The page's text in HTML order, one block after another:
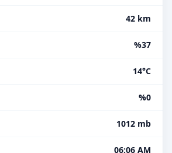
42 km
%37
14°C
%0
1012 mb
06:06 AM